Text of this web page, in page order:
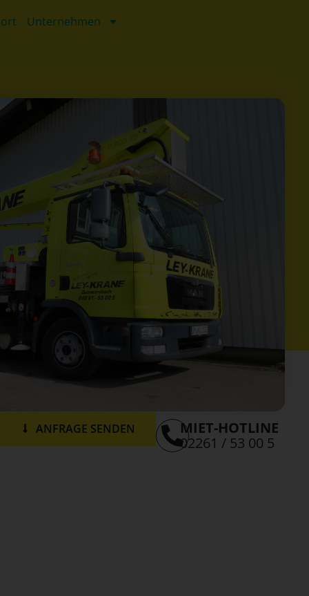
Unternehmen
ANFRAGE SENDEN
MIET-HOTLINE
02261 / 53 00 5